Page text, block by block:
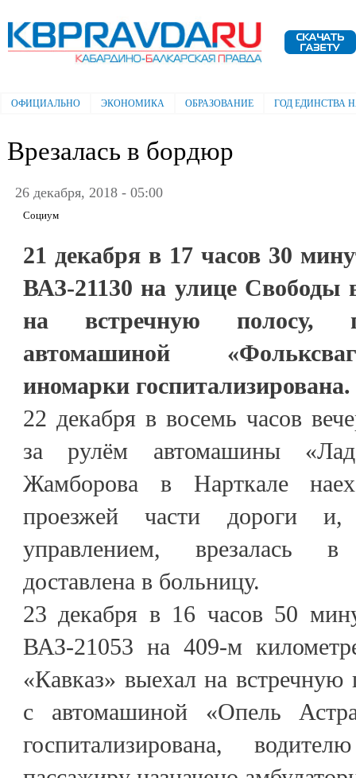
Электронная газета "Кабардино-
Балкарская правда"
Главное меню
ОФИЦИАЛЬНО ЭКОНОМИКА ОБРАЗОВАНИЕ ГОД ЕДИНСТВА
Врезалась в бордюр
26 декабря, 2018 - 05:00
Социум
21 декабря в 17 часов 30
ВАЗ-21130 на улице Свободы
на встречную полосу,
автомашиной
иномарки госпитализирована.
22 декабря в восемь часов
за рулём автомашины
Жамборова в Нарткале
проезжей части дороги
управлением, врезалась
доставлена в больницу.
23 декабря в 16 часов 50
ВАЗ-21053 на 409-м
«Кавказ» выехал на встречную
с автомашиной «Опель
госпитализирована,